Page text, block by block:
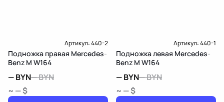
Артикул:440-2
Подножка правая Mercedes-
Benz M W164
—BYN—BYN
~ — $
Артикул:440-1
Подножка левая Mercedes-
Benz M W164
—BYN—BYN
~ — $